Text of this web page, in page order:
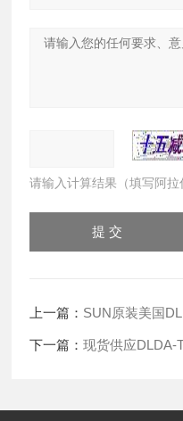
请输入计算结果（填写阿
上一篇： SUN原装美国
下一篇：现货供应DLDA-